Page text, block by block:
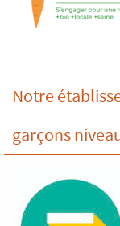
Notre
garçons